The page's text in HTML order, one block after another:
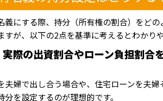
義にする際、持分（所有権の割合）をど
すが、以下の2点を基準に考えるとわかり
実際の出資割合やローン負担割合
夫婦で出し合う場合や、住宅ローンを夫
分を設定するのが理想的です。